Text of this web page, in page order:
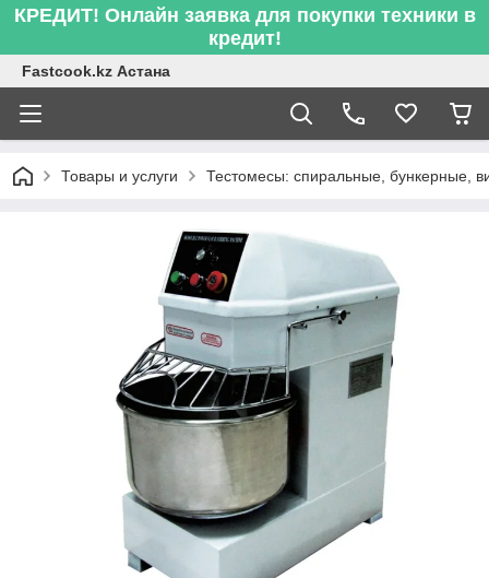
КРЕДИТ! Онлайн заявка для покупки техники в
кредит!
Fastcook.kz Астана
Товары и услуги Тестомесы: спиральные, бункерные,